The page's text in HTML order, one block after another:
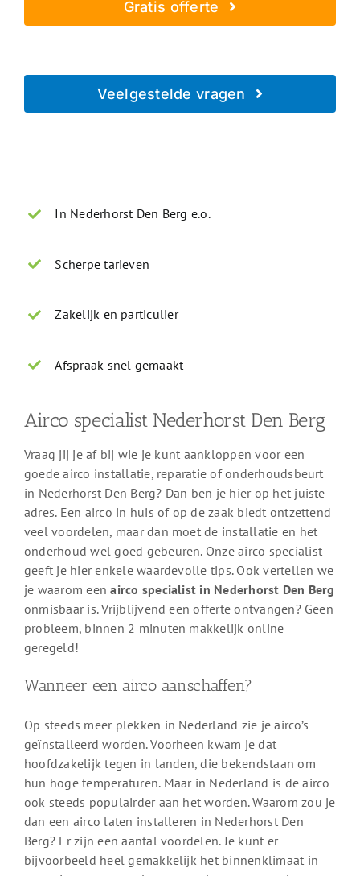
Gratis offerte
Veelgestelde vragen
In Nederhorst Den Berg e.o.
Scherpe tarieven
Zakelijk en particulier
Afspraak snel gemaakt
Airco specialist Nederhorst Den Berg
Vraag jij je af bij wie je kunt aankloppen voor een
goede airco installatie, reparatie of onderhoudsbeurt
in Nederhorst Den Berg? Dan ben je hier op het juiste
adres. Een airco in huis of op de zaak biedt ontzettend
veel voordelen, maar dan moet de installatie en het
onderhoud wel goed gebeuren. Onze airco specialist
geeft je hier enkele waardevolle tips. Ook vertellen we
je waarom eenairco specialist in Nederhorst Den Berg
onmisbaar is. Vrijblijvend een offerte ontvangen? Geen
probleem, binnen 2 minuten makkelijk online
geregeld!
Wanneer een airco aanschaffen?
Op steeds meer plekken in Nederland zie je airco’s
geïnstalleerd worden. Voorheen kwam je dat
hoofdzakelijk tegen in landen, die bekendstaan om
hun hoge temperaturen. Maar in Nederland is de airco
ook steeds populairder aan het worden. Waarom zou je
dan een airco laten installeren in Nederhorst Den
Berg? Er zijn een aantal voordelen. Je kunt er
bijvoorbeeld heel gemakkelijk het binnenklimaat in